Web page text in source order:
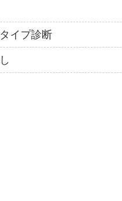
イプ診断